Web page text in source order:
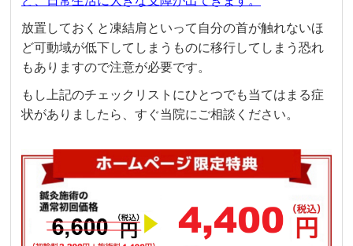
放置しておくと凍結肩といって自分の首が触れないほ
ど可動域が低下してしまうものに移行してしまう恐れ
もありますので注意が必要です。
もし上記のチェックリストにひとつでも当てはまる症
状がありましたら、すぐ当院にご相談ください。